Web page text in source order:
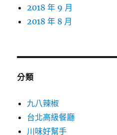
2018 年 9 月
2018 年 8 月
分類
九八辣椒
台北高級餐廳
川味好幫手